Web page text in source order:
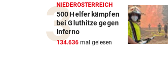
NIEDERÖSTERREICH
500 Helfer kämpfen
bei Gluthitze gegen
Inferno
134.636 mal gelesen